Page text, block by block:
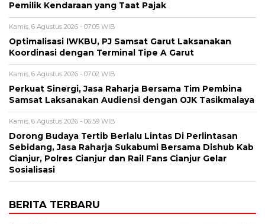
Pemilik Kendaraan yang Taat Pajak
Kamis, 6 Agustus 2026 - 07:05 WIB
Optimalisasi IWKBU, PJ Samsat Garut Laksanakan
Koordinasi dengan Terminal Tipe A Garut
Kamis, 6 Agustus 2026 - 07:02 WIB
Perkuat Sinergi, Jasa Raharja Bersama Tim Pembina
Samsat Laksanakan Audiensi dengan OJK Tasikmalaya
Kamis, 6 Agustus 2026 - 06:59 WIB
Dorong Budaya Tertib Berlalu Lintas Di Perlintasan
Sebidang, Jasa Raharja Sukabumi Bersama Dishub Kab
Cianjur, Polres Cianjur dan Rail Fans Cianjur Gelar
Sosialisasi
BERITA TERBARU